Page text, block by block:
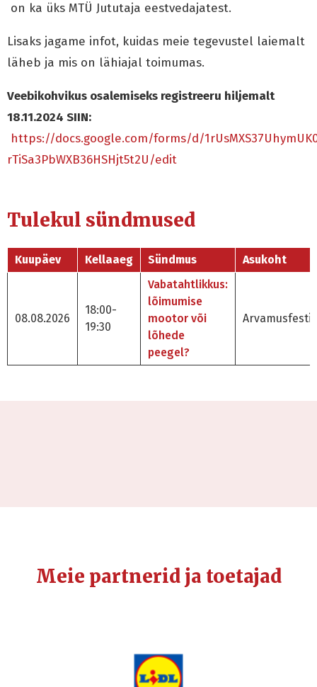
on ka üks MTÜ Jututaja eestvedajatest.
Lisaks jagame infot, kuidas meie tegevustel laiemalt
läheb ja mis on lähiajal toimumas.
Veebikohvikus osalemiseks registreeru hiljemalt
18.11.2024 SIIN:
https://docs.google.com/forms/d/
rTiSa3PbWXB36HSHjt5t2U/edit
Tulekul sündmused
Kuupäev Kellaaeg Sündmus Asukoht
08.08.2026
18:00-
19:30
Vabatahtlikkus:
lõimumise
mootor või
lõhede
peegel?
Meie partnerid ja toetajad